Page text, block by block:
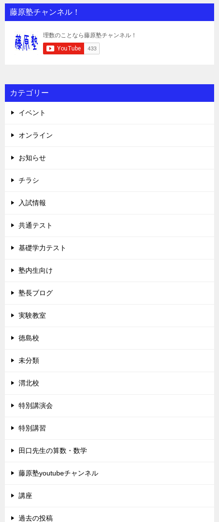
藤原塾チャンネル！
カテゴリー
イベント
オンライン
お知らせ
チラシ
入試情報
共通テスト
基礎学力テスト
塾内生向け
塾長ブログ
実験教室
徳島校
未分類
渭北校
特別講演会
特別講習
田口先生の算数・数学
藤原塾youtubeチャンネル
講座
過去の投稿